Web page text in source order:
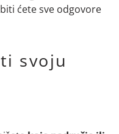
ćete sve odgovore
svoju